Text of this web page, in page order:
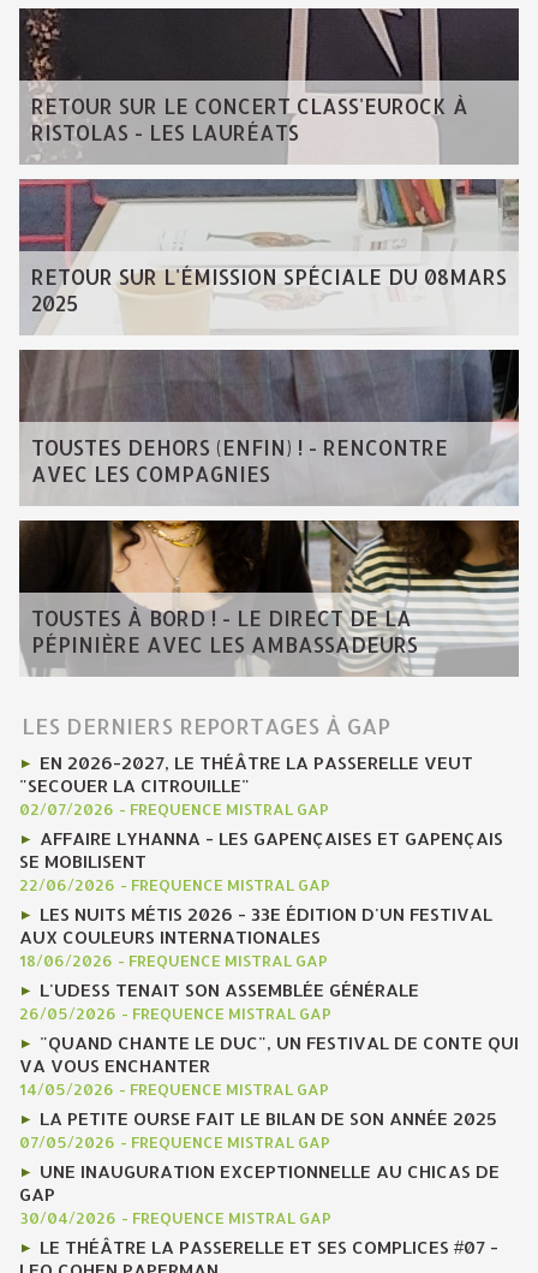
RETOUR SUR LE CONCERT CLASS'EUROCK À
RISTOLAS - LES LAURÉATS
RETOUR SUR L'ÉMISSION SPÉCIALE DU 08MARS
2025
TOUSTES DEHORS (ENFIN) ! - RENCONTRE
AVEC LES COMPAGNIES
TOUSTES À BORD ! - LE DIRECT DE LA
PÉPINIÈRE AVEC LES AMBASSADEURS
LES DERNIERS REPORTAGES À GAP
EN 2026-2027, LE THÉÂTRE LA PASSERELLE VEUT
"SECOUER LA CITROUILLE"
02/07/2026 - FREQUENCE MISTRAL GAP
AFFAIRE LYHANNA - LES GAPENÇAISES ET GAPENÇAIS
SE MOBILISENT
22/06/2026 - FREQUENCE MISTRAL GAP
LES NUITS MÉTIS 2026 - 33E ÉDITION D'UN FESTIVAL
AUX COULEURS INTERNATIONALES
18/06/2026 - FREQUENCE MISTRAL GAP
L'UDESS TENAIT SON ASSEMBLÉE GÉNÉRALE
26/05/2026 - FREQUENCE MISTRAL GAP
"QUAND CHANTE LE DUC", UN FESTIVAL DE CONTE QUI
VA VOUS ENCHANTER
14/05/2026 - FREQUENCE MISTRAL GAP
LA PETITE OURSE FAIT LE BILAN DE SON ANNÉE 2025
07/05/2026 - FREQUENCE MISTRAL GAP
UNE INAUGURATION EXCEPTIONNELLE AU CHICAS DE
GAP
30/04/2026 - FREQUENCE MISTRAL GAP
LE THÉÂTRE LA PASSERELLE ET SES COMPLICES #07 -